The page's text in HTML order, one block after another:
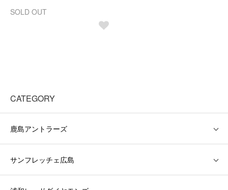
SOLD OUT
CATEGORY
鹿島アントラーズ
サンフレッチェ広島